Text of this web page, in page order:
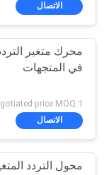
الاتصال
محرك متغير
في المتجهات
price MOQ:1
الاتصال
محول التردد